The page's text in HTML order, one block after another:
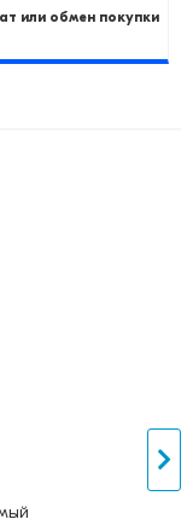
или обмен покупки